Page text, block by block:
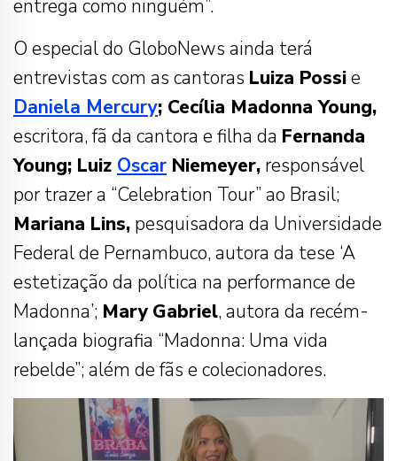
entrega como ninguém”.
O especial do GloboNews ainda terá
entrevistas com as cantoras Luiza Possie
Daniela Mercury; Cecília Madonna Young,
escritora, fã da cantora e filha da Fernanda
Young; Luiz Oscar Niemeyer, responsável
por trazer a “Celebration Tour” ao Brasil;
Mariana Lins, pesquisadora da Universidade
Federal de Pernambuco, autora da tese ‘A
estetização da política na performance de
Madonna’; Mary Gabriel, autora da recém-
lançada biografia “Madonna: Uma vida
rebelde”; além de fãs e colecionadores.